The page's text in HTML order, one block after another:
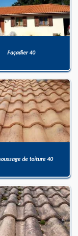
Façadier 40
de toiture 40